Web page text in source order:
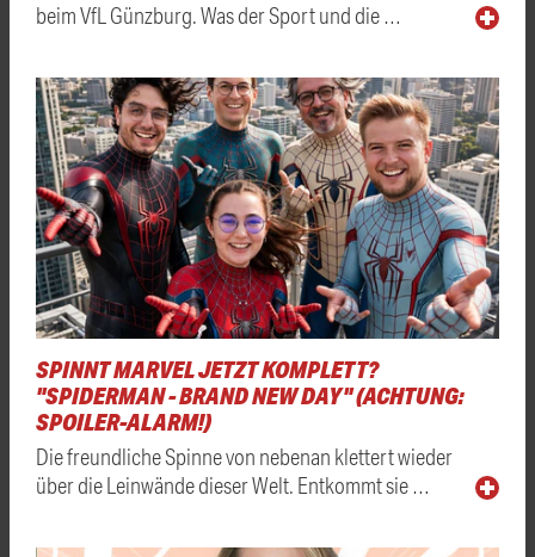
beim VfL Günzburg. Was der Sport und die …
SPINNT MARVEL JETZT KOMPLETT?
"SPIDERMAN - BRAND NEW DAY" (ACHTUNG:
SPOILER-ALARM!)
Die freundliche Spinne von nebenan klettert wieder
über die Leinwände dieser Welt. Entkommt sie …